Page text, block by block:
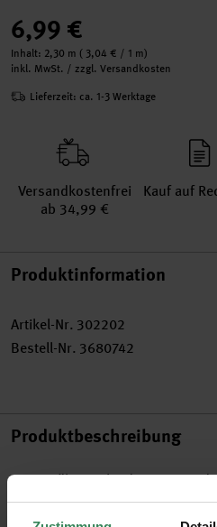
6,99 €
Inhalt: 2,30 m ( 3,04 € / 1 m)
inkl. MwSt. / zzgl. Versandkosten
Lieferzeit: ca. 1-3 Werktage
Versand­kosten­frei
ab 34,99 €
Kauf auf
Produktinformation
Artikel-Nr. 302202
Bestell-Nr. 3680742
Produktbeschreibung
Die genähte Girlande im
Frühlings in jeden Raum. Mit